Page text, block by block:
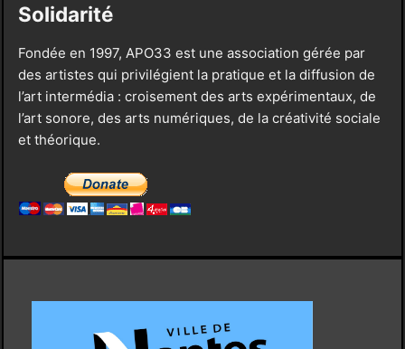
Solidarité
Fondée en 1997, APO33 est une association gérée par
des artistes qui privilégient la pratique et la diffusion de
l’art intermédia : croisement des arts expérimentaux, de
l’art sonore, des arts numériques, de la créativité sociale
et théorique.